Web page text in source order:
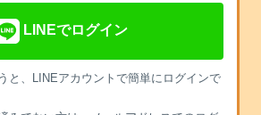
LINEでログイン
と、LINEアカウントで簡単にログインで